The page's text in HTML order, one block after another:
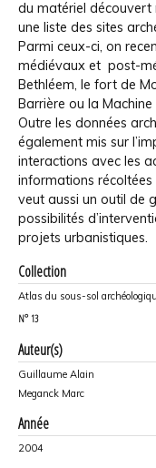
du matériel découvert
une liste des sites
Parmi ceux-ci, on
médiévaux et post-
Bethléem, le fort de
Barrière ou la
Outre les données
également mis sur
interactions avec les
informations
veut aussi un outil de
possibilités
projets urbanistiques.
Collection
Atlas du sous-sol
N° 13
Auteur(s)
Guillaume Alain
Meganck Marc
Année
2004